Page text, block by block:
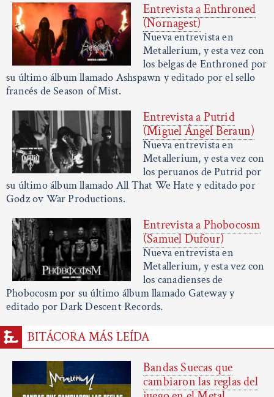
Entrevista a Enthroned
(Nornagest)
Nueva entrevista en
Metallerium, y esta vez con
los belgas de Enthroned por
su último álbum llamado Ashspawn y editado por el sello
francés de Season of Mist.
Entrevista a Putrid
(Miguel Ángel Beraun)
Nueva entrevista en
Metallerium, y esta vez con
los peruanos de Putrid por
su último álbum llamado All That We Hate y editado por
Godz ov War Productions.
Entrevista a Phobocosm
(Samuel Dufour)
Nueva entrevista en
Metallerium, y esta vez con
los canadienses de
Phobocosm por su último álbum llamado Gateway y
editado por Dark Descent Records.
BITÁCORA MÁS LEÍDA
Bandas Suecas que
cambiaron las reglas del